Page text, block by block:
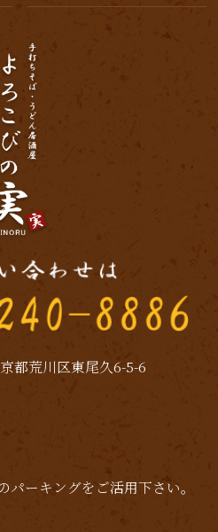
都荒川区東尾久6-5-6
パーキングをご活用下さい｡